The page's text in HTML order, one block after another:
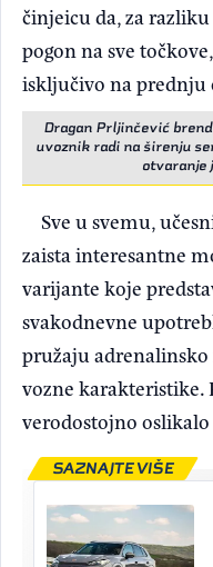
činjeicu da, za
pogon na sve
isključivo na prednju
Dragan Prljinčević
uvoznik radi na širenju
otvaranje
Sve u svemu,
zaista interesantne
varijante koje
svakodnevne
pružaju
vozne karakteristike.
verodostojno
SAZNAJTE VIŠE